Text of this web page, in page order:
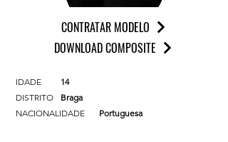
CONTRATAR MODELO
DOWNLOAD COMPOSITE
IDADE
14
DISTRITO
Braga
NACIONALIDADE
Portuguesa